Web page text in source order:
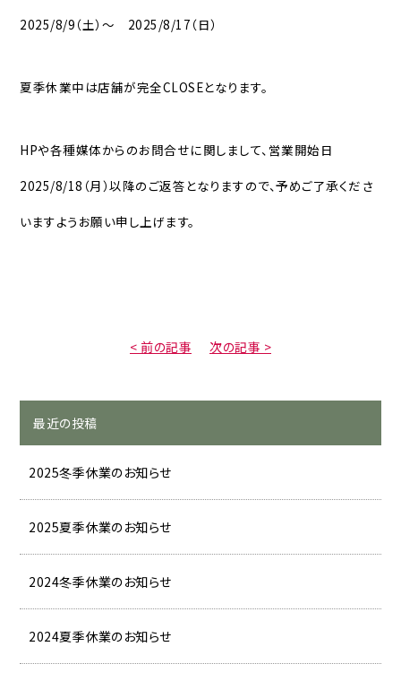
2025/8/9（土）〜 2025/8/17（日）
夏季休業中は店舗が完全CLOSEとなります。
HPや各種媒体からのお問合せに関しまして、営業開始日
2025/8/18（月）以降のご返答となりますので、予めご了承くださ
いますようお願い申し上げます。
< 前の記事 次の記事 >
最近の投稿
2025冬季休業のお知らせ
2025夏季休業のお知らせ
2024冬季休業のお知らせ
2024夏季休業のお知らせ